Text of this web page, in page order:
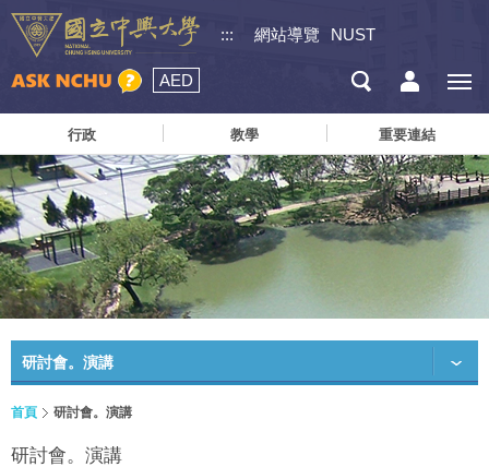
::: 網站導覽 NUST
AED
行政 教學 重要連結
研討會。演講
首頁 研討會。演講
研討會。演講